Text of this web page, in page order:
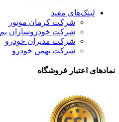
لینک‌های مفید
شرکت کرمان موتور
شرکت خودروسازان بم
شرکت مدیران خودرو
شرکت بهمن خودرو
نمادهای اعتبار فروشگاه